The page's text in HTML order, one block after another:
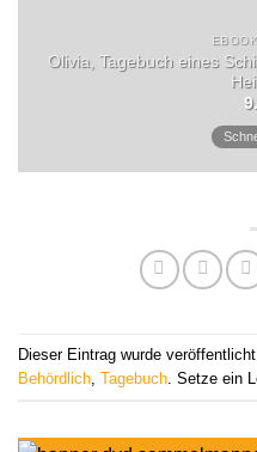
Olivia, Tagebuch eines
Dieser Eintrag wurde
Behördlich Tagebuch . Setze ein